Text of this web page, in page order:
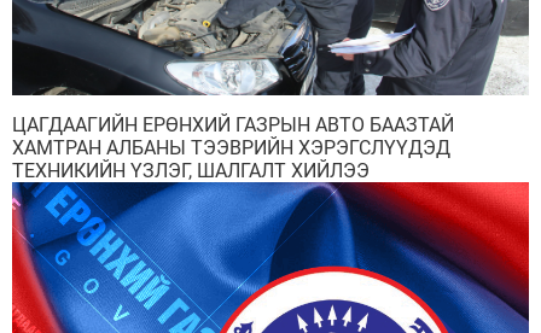
ЦАГДААГИЙН ЕРӨНХИЙ ГАЗРЫН АВТО БААЗТАЙ
ХАМТРАН АЛБАНЫ ТЭЭВРИЙН ХЭРЭГСЛҮҮДЭД
ТЕХНИКИЙН ҮЗЛЭГ, ШАЛГАЛТ ХИЙЛЭЭ
Ажил үүргийн чиглэл, утасны дугаар